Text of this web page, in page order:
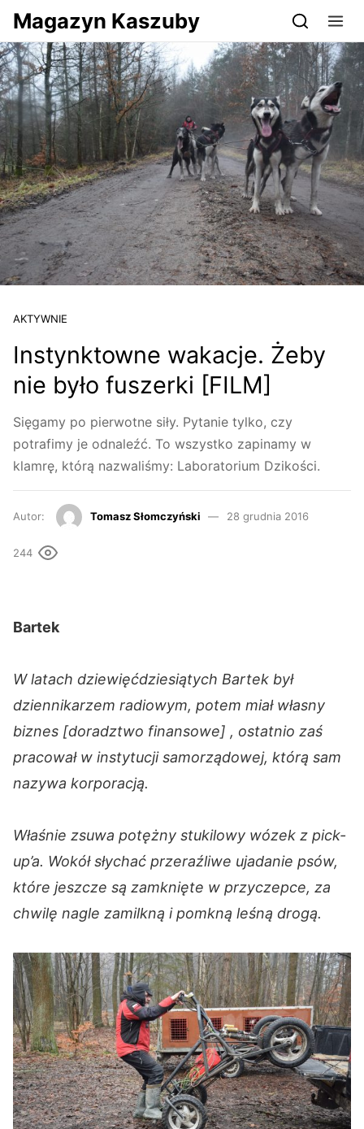
Przejdź do serwisu magazynkaszuby.pl
Magazyn Kaszuby
AKTYWNIE
Instynktowne wakacje. Żeby
nie było fuszerki [FILM]
Sięgamy po pierwotne siły. Pytanie tylko, czy
potrafimy je odnaleźć. To wszystko zapinamy w
klamrę, którą nazwaliśmy: Laboratorium Dzikości.
Autor: Tomasz Słomczyński 28 grudnia 2016
244
Bartek
W latach dziewięćdziesiątych Bartek był
dziennikarzem radiowym, potem miał własny
biznes [doradztwo finansowe] , ostatnio zaś
pracował w instytucji samorządowej, którą sam
nazywa korporacją.
Właśnie zsuwa potężny stukilowy wózek z pick-
up’a. Wokół słychać przeraźliwe ujadanie psów,
które jeszcze są zamknięte w przyczepce, za
chwilę nagle zamilkną i pomkną leśną drogą.